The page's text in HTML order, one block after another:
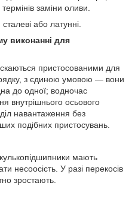
заміни оливи.
або латунні.
виконанні для
пристосованими для
з єдиною умовою — вони
до одної; водночас
внутрішнього осьового
навантаження без
подібних пристосувань.
мають
несоосість. У разі перекосів
зростають.